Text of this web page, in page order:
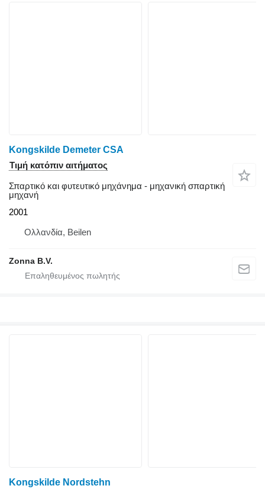
Kongskilde Demeter CSA
Τιμή κατόπιν αιτήματος
Σπαρτικό και φυτευτικό μηχάνημα - μηχανική σπαρτική
μηχανή
2001
Ολλανδία, Beilen
Zonna B.V.
Kongskilde Nordstehn